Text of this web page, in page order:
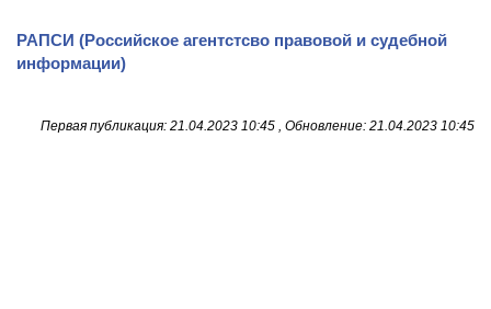
РАПСИ (Российское агентстсво правовой и судебной
информации)
Первая публикация: 21.04.2023 10:45 , Обновление: 21.04.2023 10:45